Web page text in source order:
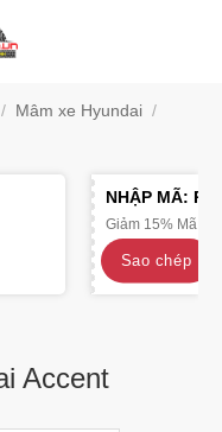
/ Mâm xe Hyundai /
NHẬP MÃ:
Giảm 15% Mã
Sao chép
Accent